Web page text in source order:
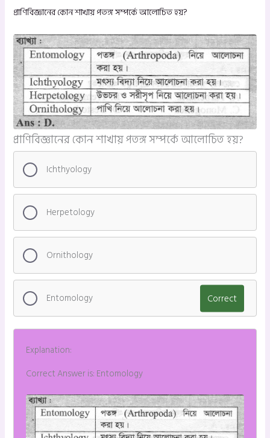
প্রাণিবিজ্ঞানের কোন শাখায় পতঙ্গ সম্পর্কে আলোচিত হয়?
প্রাণিবিজ্ঞানের কোন শাখায় পতঙ্গ সম্পর্কে আলোচিত হয়?
Ichthyology
Herpetology
Ornithology
Entomology Correct
Explanation:
Correct Answer is: Entomology